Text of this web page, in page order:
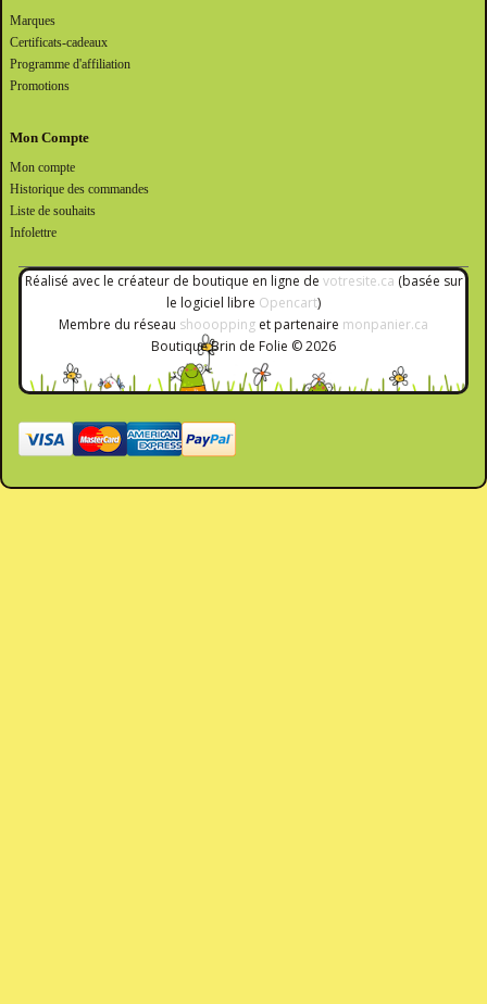
Marques
Certificats-cadeaux
Programme d'affiliation
Promotions
Mon Compte
Mon compte
Historique des commandes
Liste de souhaits
Infolettre
Réalisé avec le créateur de boutique en ligne de votresite.ca (basée sur
le logiciel libre Opencart)
Membre du réseau shooopping et partenaire monpanier.ca
Boutique Brin de Folie © 2026